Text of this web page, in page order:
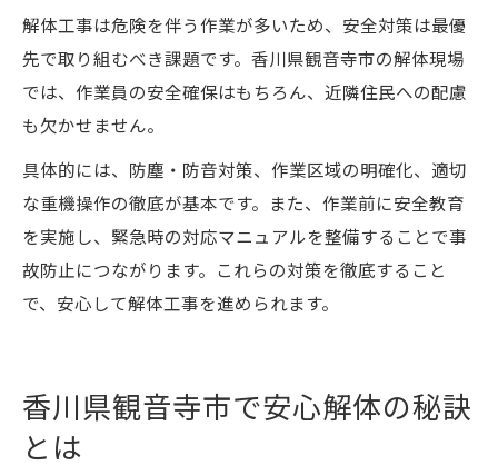
解体工事は危険を伴う作業が多いため、安全対策は最優
先で取り組むべき課題です。香川県観音寺市の解体現場
では、作業員の安全確保はもちろん、近隣住民への配慮
も欠かせません。
具体的には、防塵・防音対策、作業区域の明確化、適切
な重機操作の徹底が基本です。また、作業前に安全教育
を実施し、緊急時の対応マニュアルを整備することで事
故防止につながります。これらの対策を徹底すること
で、安心して解体工事を進められます。
香川県観音寺市で安心解体の秘訣
とは